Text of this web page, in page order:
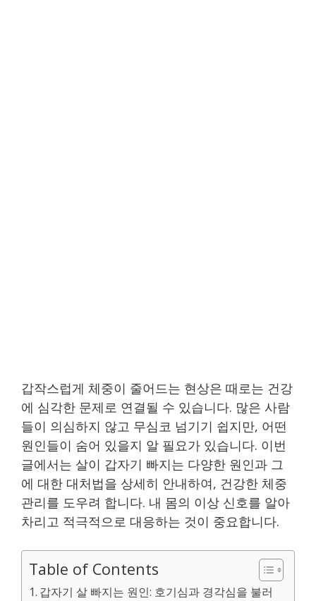
갑작스럽게 체중이 줄어드는 현상은 때로는 건강
에 심각한 문제로 연결될 수 있습니다. 많은 사람
들이 의심하지 않고 무심코 넘기기 쉽지만, 어떤
원인들이 숨어 있을지 알 필요가 있습니다. 이번
글에서는 살이 갑자기 빠지는 다양한 원인과 그
에 대한 대처법을 상세히 안내하여, 건강한 체중
관리를 도우려 합니다. 내 몸의 이상 신호를 알아
차리고 적극적으로 대응하는 것이 중요합니다.
Table of Contents
갑자기 살 빠지는 원인: 호기심과 경각심을 불러